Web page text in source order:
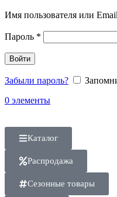
Имя пользователя или Email
Пароль *
Войти
Забыли пароль?
0 элементы
Каталог
Распродажа
Сезонные товары